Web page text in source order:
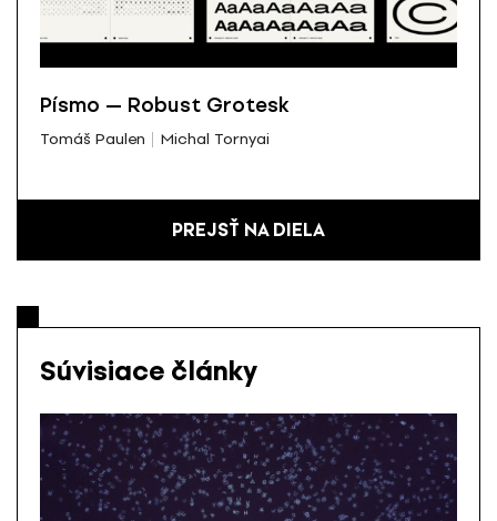
Písmo — Robust Grotesk
Tomáš Paulen Michal Tornyai
PREJSŤ NA DIELA
Súvisiace články